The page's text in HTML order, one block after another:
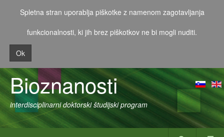
Spletna stran uporablja piškotke z namenom zagotavljanja
funkcionalnosti, ki jih brez piškotkov ne bi mogli nuditi.
Ok
Bioznanosti
interdisciplinarni doktorski študijski program